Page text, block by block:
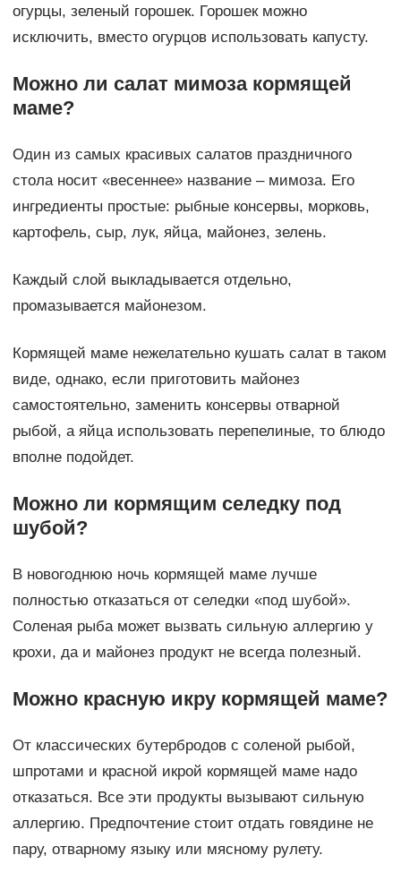
огурцы, зеленый горошек. Горошек можно
исключить, вместо огурцов использовать капусту.
Можно ли салат мимоза кормящей
маме?
Один из самых красивых салатов праздничного
стола носит «весеннее» название – мимоза. Его
ингредиенты простые: рыбные консервы, морковь,
картофель, сыр, лук, яйца, майонез, зелень.
Каждый слой выкладывается отдельно,
промазывается майонезом.
Кормящей маме нежелательно кушать салат в таком
виде, однако, если приготовить майонез
самостоятельно, заменить консервы отварной
рыбой, а яйца использовать перепелиные, то блюдо
вполне подойдет.
Можно ли кормящим селедку под
шубой?
В новогоднюю ночь кормящей маме лучше
полностью отказаться от селедки «под шубой».
Соленая рыба может вызвать сильную аллергию у
крохи, да и майонез продукт не всегда полезный.
Можно красную икру кормящей маме?
От классических бутербродов с соленой рыбой,
шпротами и красной икрой кормящей маме надо
отказаться. Все эти продукты вызывают сильную
аллергию. Предпочтение стоит отдать говядине не
пару, отварному языку или мясному рулету.